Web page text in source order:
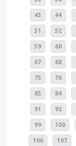
43 44
51 52
59 60
67 68
75 76
83 84
91 92
99 100
106 107